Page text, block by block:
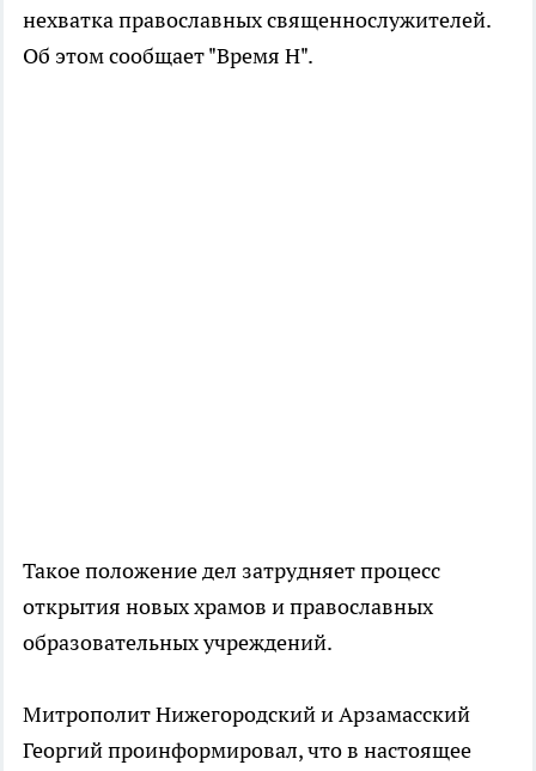
нехватка православных священнослужителей.
Об этом сообщает "Время Н".
Такое положение дел затрудняет процесс
открытия новых храмов и православных
образовательных учреждений.
Митрополит Нижегородский и Арзамасский
Георгий проинформировал, что в настоящее